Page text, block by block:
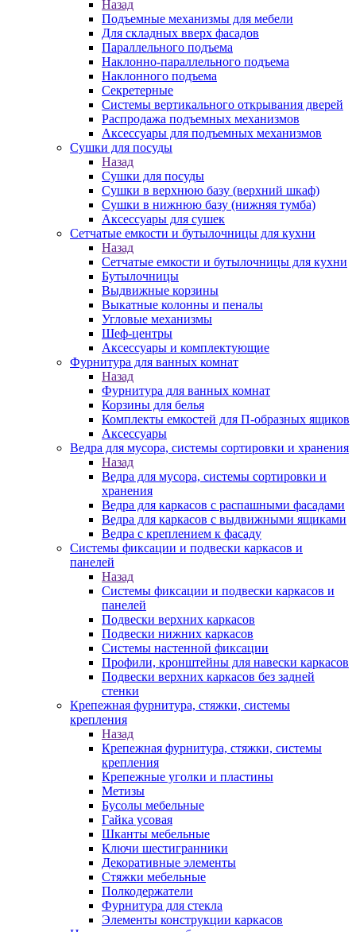
Назад
Подъемные механизмы для мебели
Для складных вверх фасадов
Параллельного подъема
Наклонно-параллельного подъема
Наклонного подъема
Секретерные
Системы вертикального открывания дверей
Распродажа подъемных механизмов
Аксессуары для подъемных механизмов
Сушки для посуды
Назад
Сушки для посуды
Сушки в верхнюю базу (верхний шкаф)
Сушки в нижнюю базу (нижняя тумба)
Аксессуары для сушек
Сетчатые емкости и бутылочницы для кухни
Назад
Сетчатые емкости и бутылочницы для кухни
Бутылочницы
Выдвижные корзины
Выкатные колонны и пеналы
Угловые механизмы
Шеф-центры
Аксессуары и комплектующие
Фурнитура для ванных комнат
Назад
Фурнитура для ванных комнат
Корзины для белья
Комплекты емкостей для П-образных ящиков
Аксессуары
Ведра для мусора, системы сортировки и хранения
Назад
Ведра для мусора, системы сортировки и
хранения
Ведра для каркасов с распашными фасадами
Ведра для каркасов с выдвижными ящиками
Ведра с креплением к фасаду
Системы фиксации и подвески каркасов и
панелей
Назад
Системы фиксации и подвески каркасов и
панелей
Подвески верхних каркасов
Подвески нижних каркасов
Системы настенной фиксации
Профили, кронштейны для навески каркасов
Подвески верхних каркасов без задней
стенки
Крепежная фурнитура, стяжки, системы
крепления
Назад
Крепежная фурнитура, стяжки, системы
крепления
Крепежные уголки и пластины
Метизы
Бусолы мебельные
Гайка усовая
Шканты мебельные
Ключи шестигранники
Декоративные элементы
Стяжки мебельные
Полкодержатели
Фурнитура для стекла
Элементы конструкции каркасов